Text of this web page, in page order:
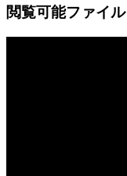
閲覧可能ファイル